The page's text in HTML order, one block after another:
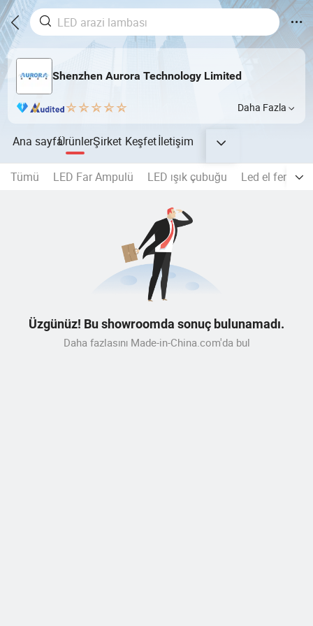
Shenzhen Aurora Technology Limited
Daha Fazla
Ana sayfaÜrünlerŞirket Keşfetİletişim
Tümü LED Far Ampulü LED ışık çubuğu Led el feneri
Üzgünüz! Bu showroomda sonuç bulunamadı.
Daha fazlasını Made-in-China.com'da bul